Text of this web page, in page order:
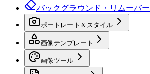
バックグラウンド・リムーバー
ポートレート＆スタイル
画像テンプレート
画像ツール